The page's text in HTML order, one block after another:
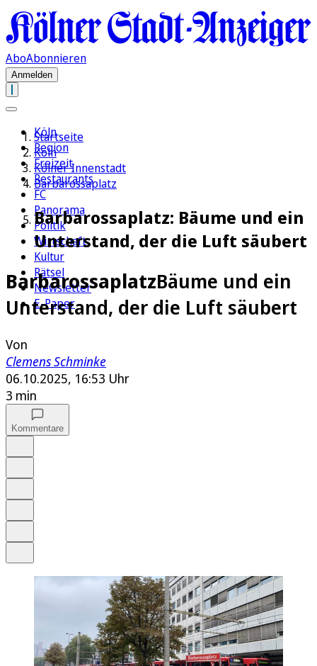
AboAbonnieren
Anmelden
Köln
Region
Freizeit
Restaurants
FC
Panorama
Politik
Wirtschaft
Kultur
Rätsel
Newsletter
E-Paper
Startseite
Köln
Kölner Innenstadt
Barbarossaplatz
Barbarossaplatz: Bäume und ein
Unterstand, der die Luft säubert
BarbarossaplatzBäume und ein
Unterstand, der die Luft säubert
Von
Clemens Schminke
06.10.2025, 16:53 Uhr
3 min
Kommentare